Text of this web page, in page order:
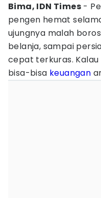
Bima, IDN Times -
pengen hemat
ujungnya malah
belanja, sampai
cepat terkuras.
bisa-bisa keuangan